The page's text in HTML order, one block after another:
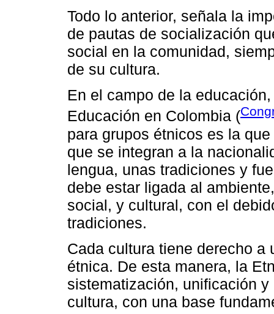
Todo lo anterior, señala la
de pautas de socialización
social en la comunidad,
de su cultura.
En el campo de la
Educación en Colombia (
para grupos étnicos es la
que se integran a la
lengua, unas tradiciones y
debe estar ligada al
social, y cultural, con el
tradiciones.
Cada cultura tiene derecho a
étnica. De esta manera, la
sistematización, unificación
cultura, con una base